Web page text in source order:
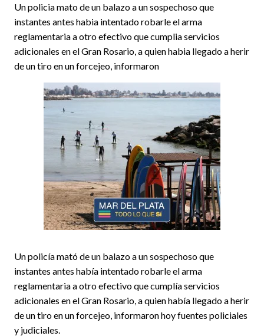
Un policia mato de un balazo a un sospechoso que
instantes antes habia intentado robarle el arma
reglamentaria a otro efectivo que cumplia servicios
adicionales en el Gran Rosario, a quien habia llegado a herir
de un tiro en un forcejeo, informaron
Un policía mató de un balazo a un sospechoso que
instantes antes había intentado robarle el arma
reglamentaria a otro efectivo que cumplía servicios
adicionales en el Gran Rosario, a quien había llegado a herir
de un tiro en un forcejeo, informaron hoy fuentes policiales
y judiciales.